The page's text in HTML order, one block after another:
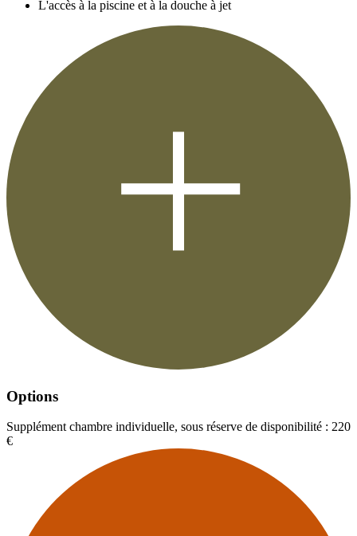
L'accès à la piscine et à la douche à jet
Options
Supplément chambre individuelle, sous réserve de disponibilité : 220
€